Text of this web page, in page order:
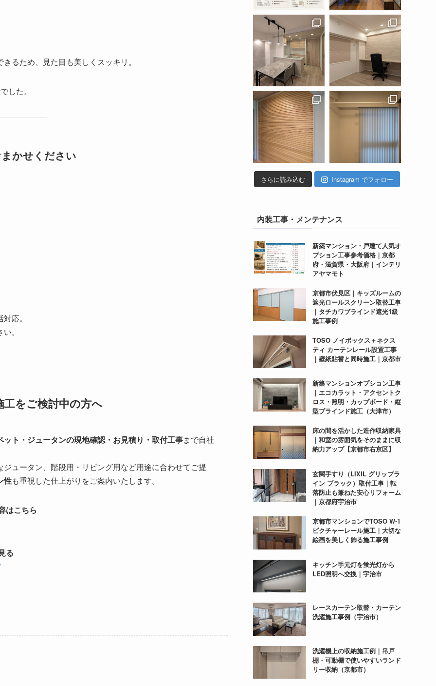
るため、見た目も美しくスッキリ。
した。
かせください
応。
。
をご検討中の方へ
ット・ジュータンの現地確認・お見積り・取付工事まで自社
ュータン、階段用・リビング用など用途に合わせてご提
性も重視した仕上がりをご案内いたします。
はこちら
る
さらに読み込む Instagram でフォロー
内装工事・メンテナンス
新築マンション・戸建て人気オ
プション工事参考価格｜京都
府・滋賀県・大阪府｜インテリ
アヤマモト
京都市伏見区｜キッズルームの
遮光ロールスクリーン取替工事
｜タチカワブラインド遮光1級
施工事例
TOSO ノイボックス＋ネクス
ティ カーテンレール設置工事
｜壁紙貼替と同時施工｜京都市
新築マンションオプション工事
｜エコカラット・アクセントク
ロス・照明・カップボード・縦
型ブラインド施工（大津市）
床の間を活かした造作収納家具
｜和室の雰囲気をそのままに収
納力アップ【京都市右京区】
玄関手すり（LIXIL グリップラ
イン ブラック）取付工事｜転
落防止も兼ねた安心リフォーム
｜京都府宇治市
京都市マンションでTOSO W-1
ピクチャーレール施工｜大切な
絵画を美しく飾る施工事例
キッチン手元灯を蛍光灯から
LED照明へ交換｜宇治市
レースカーテン取替・カーテン
洗濯施工事例（宇治市）
洗濯機上の収納施工例｜吊戸
棚・可動棚で使いやすいランド
リー収納（京都市）